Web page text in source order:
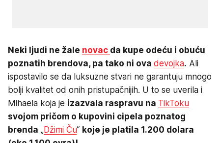
Neki ljudi ne žale novac da kupe odeću i obuću
poznatih brendova, pa tako ni ova devojka. Ali
ispostavilo se da luksuzne stvari ne garantuju mnogo
bolji kvalitet od onih pristupačnijih. U to se uverila i
Mihaela koja je izazvala raspravu na TikToku
svojom pričom o kupovini cipela poznatog
brenda „Džimi Ču“ koje je platila 1.200 dolara